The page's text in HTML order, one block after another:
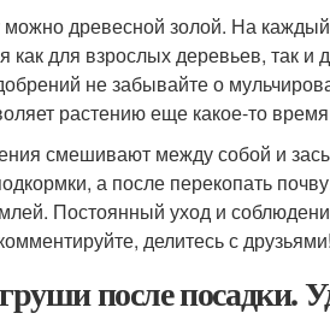
древесной золой. На
как для взрослых деревьев, так
не забывайте о
растению еще какое-то
смешивают между собой и
а после перекопать
Постоянный уход и
делитесь с друзьями!
после посадки.